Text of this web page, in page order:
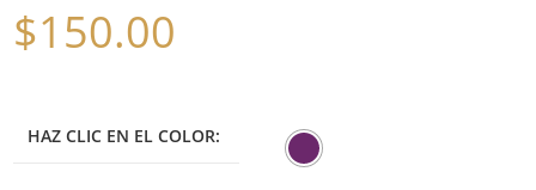
$150.00
HAZ CLIC EN EL COLOR: